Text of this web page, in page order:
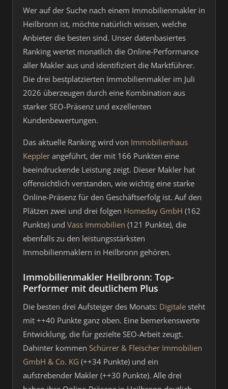
Wer auf der Suche nach einem Immobilienmakler in
Heilbronn ist, möchte natürlich wissen, welche
Anbieter die besten sind. Unser datenbasiertes
Ranking wertet monatlich die Online-Performance
aller Makler aus und identifiziert die Marktführer.
Die drei bestplatzierten Immobilienmakler im Juli
2026 überzeugen durch eine Kombination aus
starker SEO-Präsenz und exzellenten
Kundenbewertungen.
Das aktuelle Ranking wird von Immobilienhaus
Keppler angeführt, der mit 166 Punkten eine
beeindruckende Leistung zeigt. Dieser Makler hat
offensichtlich verstanden, wie wichtig eine starke
Online-Präsenz für den Geschäftserfolg ist. Auf den
Plätzen zwei und drei folgen Homeday GmbH (162
Punkte) und Vass Immobilien (121 Punkte), die
ebenfalls zu den leistungsstärksten
Immobilienmaklern in Heilbronn gehören.
Immobilienmakler Heilbronn: Top-
Performer mit deutlichem Plus
Die besten drei Aufsteiger des Monats: Digitale steht
mit ++40 Punkte ganz oben. Eine bemerkenswerte
Entwicklung, die für gezielte SEO-Arbeit zeugt.
Dahinter kommen Schürrer & Fleischer Immobilien
GmbH & Co. KG (++34 Punkte) und ein
aufstrebender Makler (++30 Punkte). Alle drei